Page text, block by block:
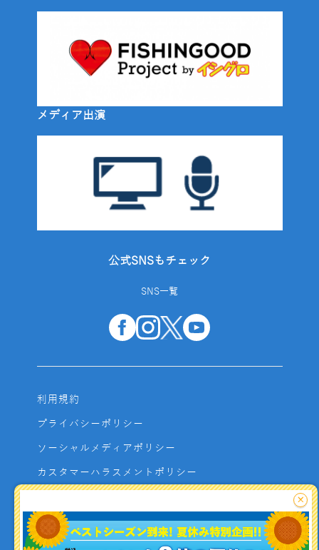
メディア出演
公式SNSもチェック
SNS一覧
利用規約
プライバシーポリシー
ソーシャルメディアポリシー
カスタマーハラスメントポリシー
よくあるご質問
お問い合わせ
×